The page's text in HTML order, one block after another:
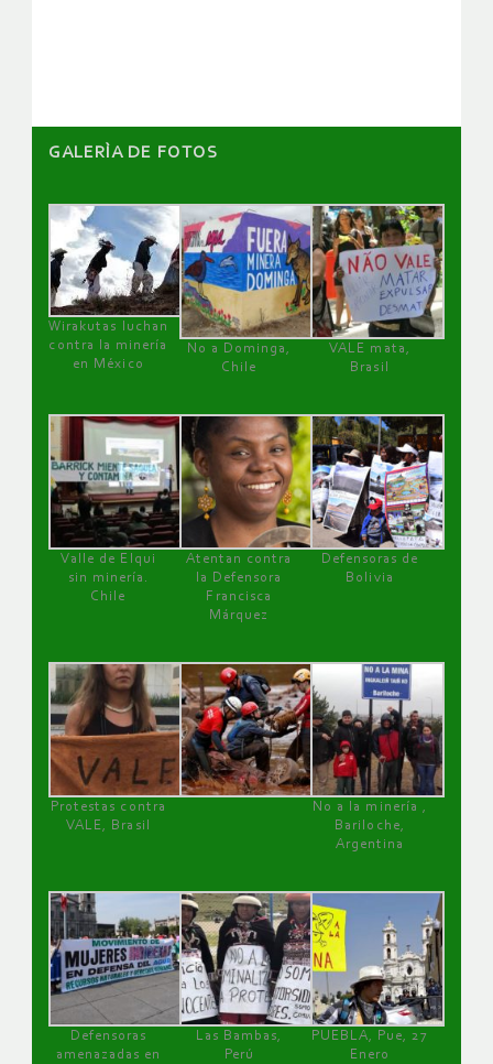
GALERÌA DE FOTOS
Wirakutas luchan
contra la minería
en México
No a Dominga,
Chile
VALE mata,
Brasil
Valle de Elqui
sin minería.
Chile
Atentan contra
la Defensora
Francisca
Márquez
Defensoras de
Bolivia
Protestas contra
VALE, Brasil
No a la minería ,
Bariloche,
Argentina
Defensoras
amenazadas en
Las Bambas,
Perú
PUEBLA, Pue, 27
Enero